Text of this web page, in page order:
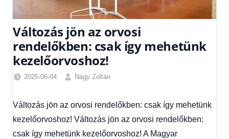
Változás jön az orvosi
rendelőkben: csak így mehetünk
kezelőorvoshoz!
2025-06-04
Nagy Zoltán
hírek ,
Gazdaság,
Hírek,
Változás jön az orvosi rendelőkben: csak így mehetünk
kezelőorvoshoz! Változás jön az orvosi rendelőkben:
csak így mehetünk kezelőorvoshoz! A Magyar